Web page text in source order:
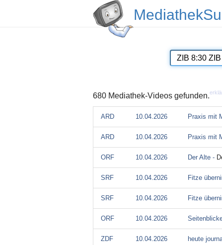
680 Mediathek-Videos gefunden.
ARD 10.04.2026 Praxis mit
ARD 10.04.2026 Praxis mit
ORF 10.04.2026 Der Alte -
SRF 10.04.2026 Fitze
SRF 10.04.2026 Fitze
ORF 10.04.2026
ZDF 10.04.2026 heute